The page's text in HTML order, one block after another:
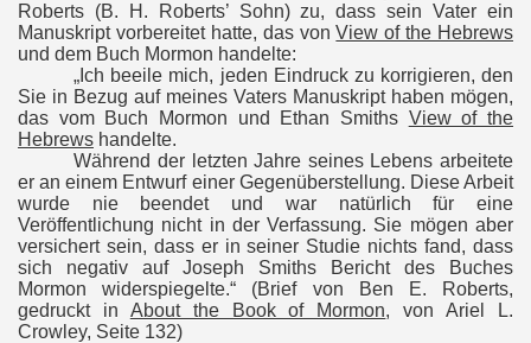
Roberts (B. H. Roberts’ Sohn) zu, dass sein Vater ein
Manuskript vorbereitet hatte, das vonView of the Hebrews
und dem Buch Mormon handelte:
„Ich beeile mich, jeden Eindruck zu korrigieren, den
Sie in Bezug auf meines Vaters Manuskript haben mögen,
das vom Buch Mormon und Ethan Smiths View of the
Hebrews handelte.
Während der letzten Jahre seines Lebens arbeitete
er an einem Entwurf einer Gegenüberstellung. Diese Arbeit
wurde nie beendet und war natürlich für eine
Veröffentlichung nicht in der Verfassung. Sie mögen aber
versichert sein, dass er in seiner Studie nichts fand, dass
sich negativ auf Joseph Smiths Bericht des Buches
Mormon widerspiegelte.“ (Brief von Ben E. Roberts,
gedruckt in About the Book of Mormon, von Ariel L.
Crowley, Seite 132)